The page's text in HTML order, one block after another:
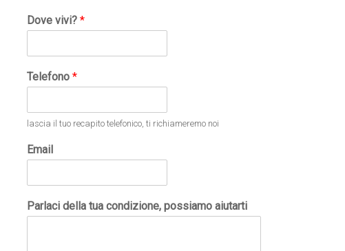
Dove vivi?*
Telefono*
lascia il tuo recapito telefonico, ti richiameremo noi
Email
Parlaci della tua condizione, possiamo aiutarti